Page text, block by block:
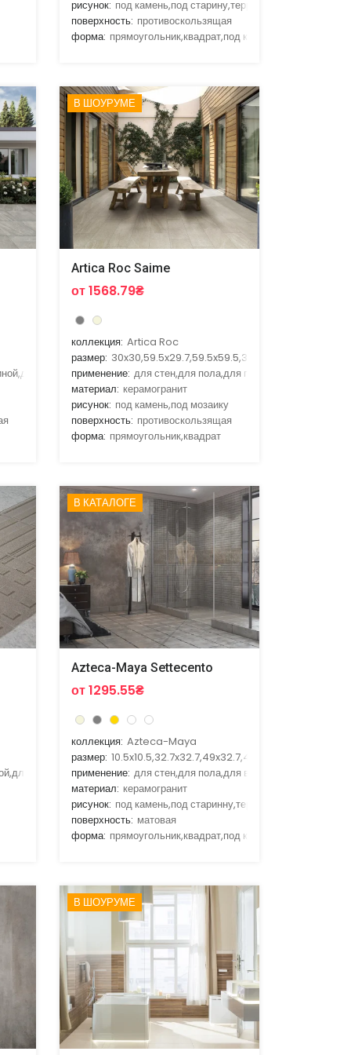
рисунок: под камень,под старину,терракота
поверхность: противоскользящая
форма: прямоугольник,квадрат,под кирпич
улицы,для фасада
В ШОУРУМЕ
Artica Roc Saime
от 1568.79₴
коллекция: Artica Roc
размер: 30x30,59.5x29.7,59.5x59.5,30x60
применение: для стен,для пола,для гостиной,для
материал: керамогранит
рисунок: под камень,под мозаику
поверхность: противоскользящая
форма: прямоугольник,квадрат
гостиной,для кухни,для улицы
В КАТАЛОГЕ
Azteca-Maya Settecento
от 1295.55₴
коллекция: Azteca-Maya
размер: 10.5x10.5,32.7x32.7,49x32.7,49x49,98x49
применение: для стен,для пола,для ванной,для
материал: керамогранит
рисунок: под камень,под старинну,терракота
поверхность: матовая
форма: прямоугольник,квадрат,под кирпич
В ШОУРУМЕ